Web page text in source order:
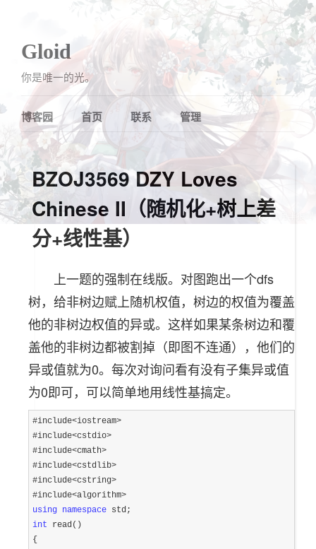
Gloid
你是唯一的光。
博客园 首页 联系 管理
BZOJ3569 DZY Loves
Chinese II（随机化+树上差
分+线性基）
上一题的强制在线版。对图跑出一个dfs
树，给非树边赋上随机权值，树边的权值为覆盖
他的非树边权值的异或。这样如果某条树边和覆
盖他的非树边都被割掉（即图不连通），他们的
异或值就为0。每次对询问看有没有子集异或值
为0即可，可以简单地用线性基搞定。
#include<iostream>
#include<cstdio>
#include<cmath>
#include<cstdlib>
#include<cstring>
#include
using namespace
int read()
{